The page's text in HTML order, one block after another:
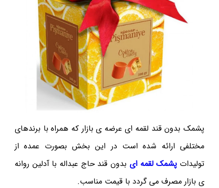
پشمک بدون قند لقمه ای عرضه ی بازار که همراه با برندهای
مختلفی ارائه شده است در این بخش بصورت عمده از
تولیدات پشمک لقمه ای بدون قند حاج عبداله با آدلین روانه
ی بازار مصرف می گردد با قیمت مناسب.